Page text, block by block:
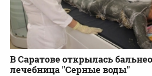
В Саратове открылась
лечебница "Серные воды"